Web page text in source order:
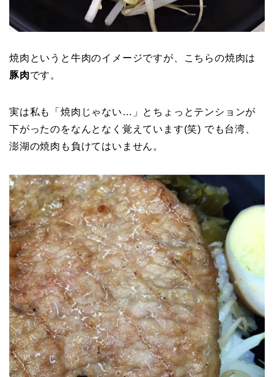
焼肉というと牛肉のイメージですが、こちらの焼肉は
豚肉です。
実は私も「焼肉じゃない…」とちょっとテンションが
下がったのをなんとなく覚えています(笑) でも台湾、
澎湖の焼肉も負けてはいません。